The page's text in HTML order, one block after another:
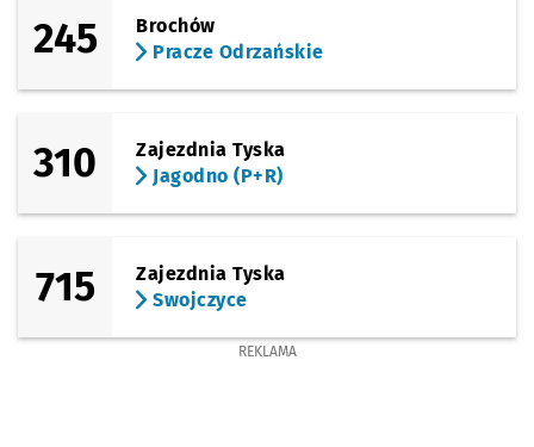
245
Brochów
Pracze Odrzańskie
310
Zajezdnia Tyska
Jagodno (P+R)
715
Zajezdnia Tyska
Swojczyce
REKLAMA